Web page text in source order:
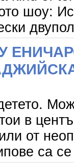
шоу:
в
от
са